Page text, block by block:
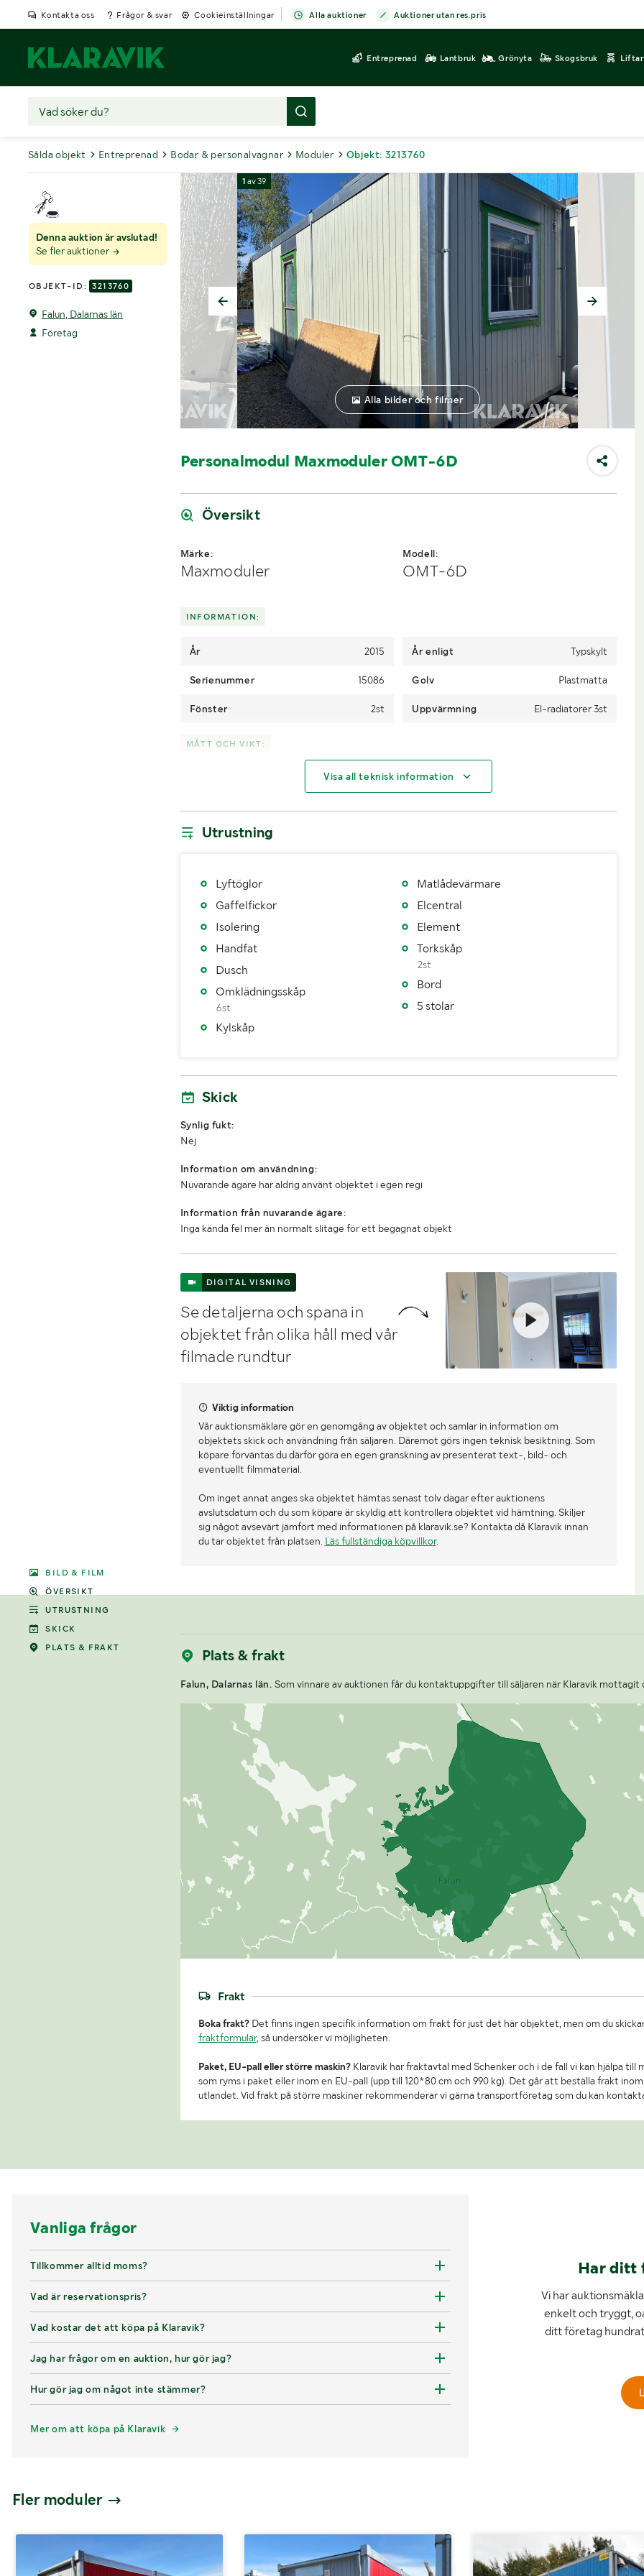
Kontakta oss Frågor & svar Cookieinställningar Alla auktioner Auktioner utan res.pris
Entreprenad Lantbruk Grönyta Skogsbruk Liftar
Sålda objekt Entreprenad Bodar & personalvagnar Moduler Objekt: 3213760
Denna auktion är avslutad!
Se fler auktioner
OBJEKT-ID: 3213760
Falun, Dalarnas län
Företag
BILD & FILM
ÖVERSIKT
UTRUSTNING
SKICK
PLATS & FRAKT
1 av39
Alla bilder och filmer
Personalmodul Maxmoduler OMT-6D
Översikt
Märke:
Maxmoduler
Modell:
OMT-6D
INFORMATION:
År 2015 År enligt Typskylt
Serienummer 15086 Golv Plastmatta
Fönster 2st Uppvärmning El-radiatorer 3st
MÅTT OCH VIKT:
4200 Längd (m)
Innerlängd (m)
Visa all teknisk information
Utrustning
Lyftöglor
Gaffelfickor
Isolering
Handfat
Dusch
Omklädningsskåp
6st
Kylskåp
Matlådevärmare
Elcentral
Element
Torkskåp
2st
Bord
5 stolar
Skick
Synlig fukt:
Nej
Information om användning:
Nuvarande ägare har aldrig använt objektet i egen regi
Information från nuvarande ägare:
Inga kända fel mer än normalt slitage för ett begagnat objekt
DIGITAL VISNING
Se detaljerna och spana in
objektet från olika håll med vår
filmade rundtur
Viktig information
Vår auktionsmäklare gör en genomgång av objektet och samlar in information om
objektets skick och användning från säljaren. Däremot görs ingen teknisk besiktning. Som
köpare förväntas du därför göra en egen granskning av presenterat text-, bild- och
eventuellt filmmaterial.
Om inget annat anges ska objektet hämtas senast tolv dagar efter auktionens
avslutsdatum och du som köpare är skyldig att kontrollera objektet vid hämtning. Skiljer
sig något avsevärt jämfört med informationen på klaravik.se? Kontakta då Klaravik innan
du tar objektet från platsen. Läs fullständiga köpvillkor.
Plats & frakt
Falun, Dalarnas län. Som vinnare av auktionen får du kontaktuppgifter till säljaren när Klaravik mottagit
Frakt
Boka frakt?Det finns ingen specifik information om frakt för just det här objektet, men om du
fraktformulär, så undersöker vi möjligheten.
Paket, EU-pall eller större maskin?Klaravik har fraktavtal med Schenker och i de fall vi kan hjälpa till
som ryms i paket eller inom en EU-pall (upp till 120*80 cm och 990 kg). Det går att beställa frakt
utlandet. Vid frakt på större maskiner rekommenderar vi gärna transportföretag som du kan
Vanliga frågor
Tillkommer alltid moms?
Vad är reservationspris?
Vad kostar det att köpa på Klaravik?
Jag har frågor om en auktion, hur gör jag?
Hur gör jag om något inte stämmer?
Mer om att köpa på Klaravik
Har ditt
Vi har
enkelt och tryggt,
ditt företag
Fler moduler